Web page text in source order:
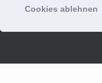
Cookies ablehnen